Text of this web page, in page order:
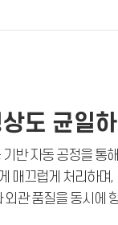
도 균일
반 자동 공정을 통
매끄럽게 처리하며,
외관 품질을 동시에